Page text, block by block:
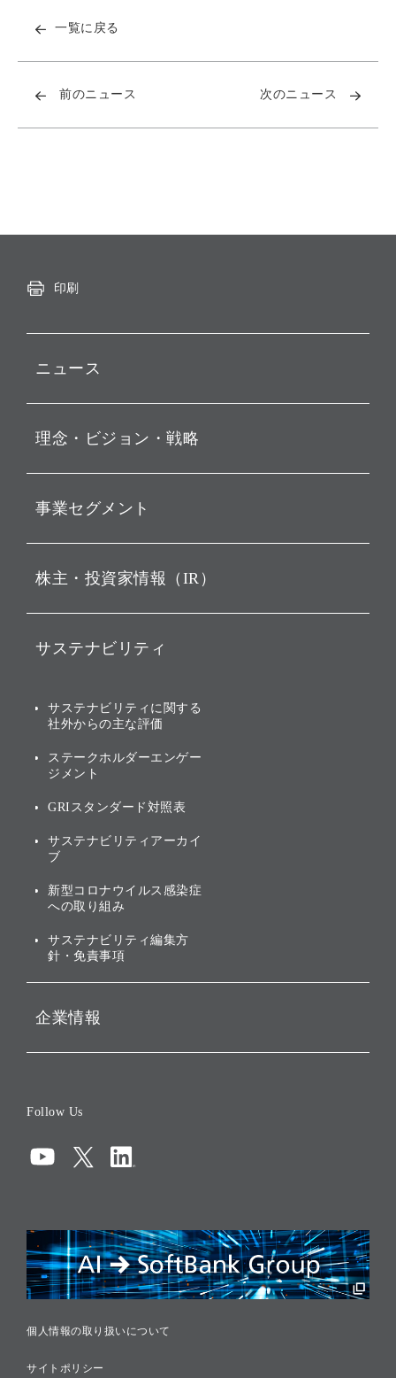
一覧に戻る
前のニュース 次のニュース
印刷
ニュース
お知らせ
動画配信
理念・ビジョン・戦略
経営理念
ビジョン
戦略
バリュー
ソフトバンクグループの歩
[AI] What dreams are made
事業セグメント
ソフトバンク・ビジョン・
その他
グループ企業一覧
株主・投資家情報（IR）
IRカレンダー
業績・財務
アニュアルレポート
株主・投資家情報（IR）に
サステナビリティ
トップメッセージ
サステナビリティの考え方
ガバナンス
投資先のサステナビリティ
サステナビリティに関する
社外からの主な評価
ステークホルダーエンゲー
ジメント
GRIスタンダード対照表
サステナビリティアーカイ
ブ
新型コロナウイルス感染症
への取り組み
サステナビリティ編集方
針・免責事項
企業情報
コンプライアンス
リスクマネジメント
税務に対する取り組み
採用情報
Follow Us
個人情報の取り扱いについて
サイトポリシー